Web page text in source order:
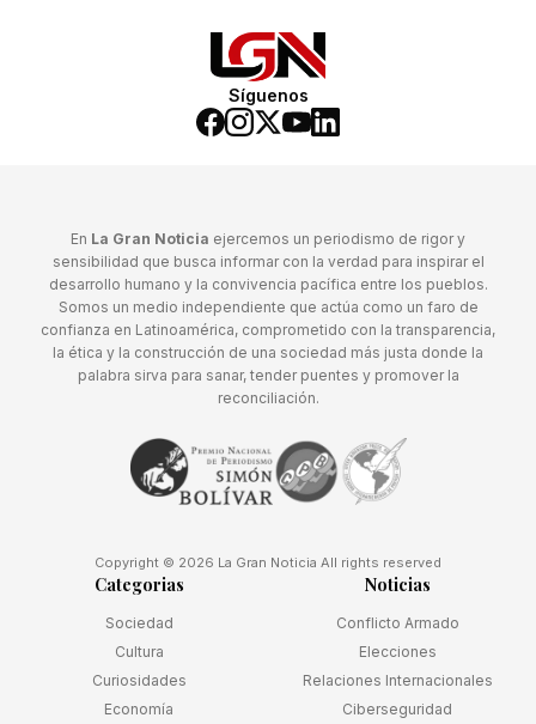
Síguenos
En La Gran Noticia ejercemos un periodismo de rigor y
sensibilidad que busca informar con la verdad para inspirar el
desarrollo humano y la convivencia pacífica entre los pueblos.
Somos un medio independiente que actúa como un faro de
confianza en Latinoamérica, comprometido con la transparencia,
la ética y la construcción de una sociedad más justa donde la
palabra sirva para sanar, tender puentes y promover la
reconciliación.
Copyright © 2026 La Gran Noticia All rights reserved
Categorias
Sociedad
Cultura
Curiosidades
Economía
Noticias
Conflicto Armado
Elecciones
Relaciones Internacionales
Ciberseguridad